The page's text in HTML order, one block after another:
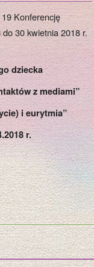
Konferencję
30 kwietnia 2018 r.
dziecka
z mediami”
i eurytmia”
r.